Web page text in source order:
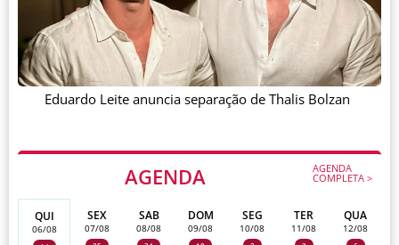
AGENDA AGENDA
COMPLETA >
QUI
06/08
SEX
07/08
SAB
08/08
DOM
09/08
SEG
10/08
TER
11/08
QUA
12/08
Eduardo Leite anuncia separação de Thalis Bolzan